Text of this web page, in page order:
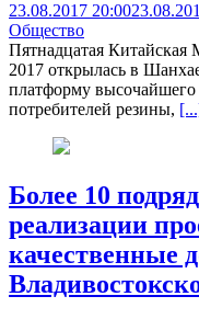
23.08.2017 20:00
Общество
Пятнадцатая Китайская
2017 открылась в
платформу высочайшего
потребителей резины,
Более 10
реализации
качественные